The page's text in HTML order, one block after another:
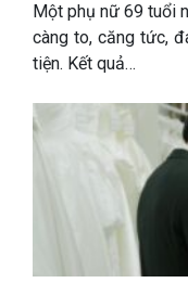
Một phụ nữ 69 tuổi
càng to, căng tức,
tiện. Kết quả…